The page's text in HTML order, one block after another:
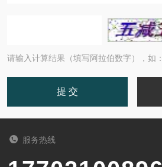
请输入计算结果（填写阿拉伯数字），如
服务热线